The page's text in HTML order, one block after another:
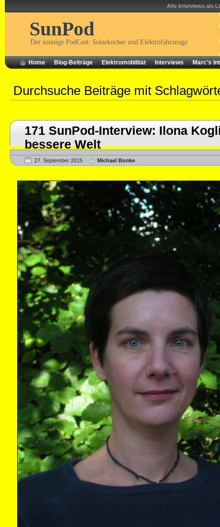
Alle Interviews als
SunPod
Der sonnige PodCast: Solarkocher und Elektrofahrzeuge
Home Blog-Beiträge Elektromobilität Interviews Marc's
Durchsuche Beiträge mit
171 SunPod-Interview: Ilona
bessere Welt
27. September 2015 Michael Bonke